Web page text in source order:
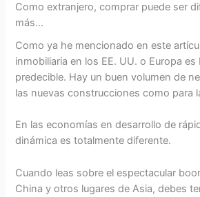
Como extranjero, comprar puede ser
más…
Como ya he mencionado en este
inmobiliaria en los EE. UU. o Europa
predecible. Hay un buen volumen de
las nuevas construcciones como para
En las economías en desarrollo de
dinámica es totalmente diferente.
Cuando leas sobre el espectacular
China y otros lugares de Asia, debes